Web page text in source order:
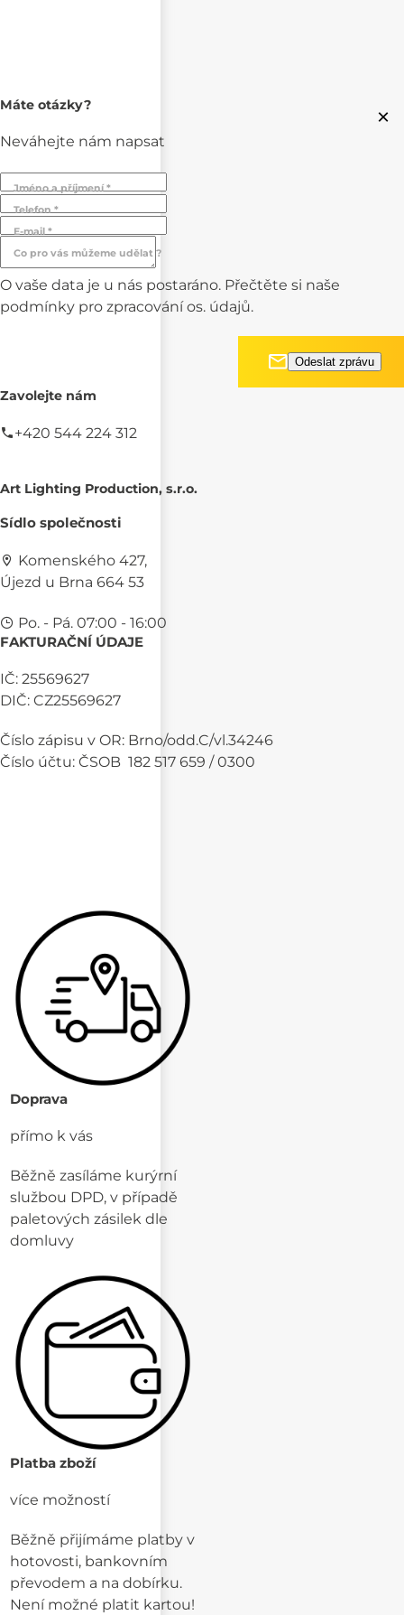
×
Máte otázky?
Neváhejte nám napsat
Jméno a příjmení *
Telefon *
E-mail *
Co pro vás můžeme udělat ?
O vaše data je u nás postaráno. Přečtěte si naše
podmínky pro zpracování os. údajů.
Zavolejte nám
+420 544 224 312
Art Lighting Production, s.r.o.
Sídlo společnosti
Komenského 427,
Újezd u Brna 664 53
Po. - Pá. 07:00 - 16:00
FAKTURAČNÍ ÚDAJE
IČ: 25569627
DIČ: CZ25569627
Číslo zápisu v OR: Brno/odd.C/vl.34246
Číslo účtu: ČSOB 182 517 659 / 0300
Doprava
přímo k vás
Běžně zasíláme kurýrní
službou DPD, v případě
paletových zásilek dle
domluvy
Platba zboží
více možností
Běžně přijímáme platby v
hotovosti, bankovním
převodem a na dobírku.
Není možné platit kartou!